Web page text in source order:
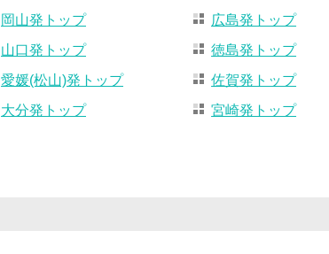
岡山発トップ
広島発トップ
山口発トップ
徳島発トップ
愛媛(松山)発トップ
佐賀発トップ
大分発トップ
宮崎発トップ